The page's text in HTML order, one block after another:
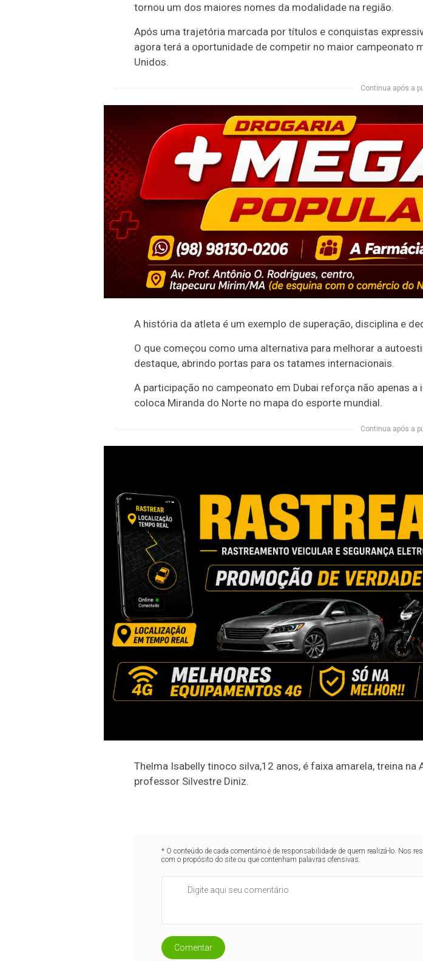
tornou um dos maiores nomes da modalidade na região.
Após uma trajetória marcada por títulos e conquistas
agora terá a oportunidade de competir no maior campeonato
Unidos.
Continua após a
A história da atleta é um exemplo de superação, disciplina e
O que começou como uma alternativa para melhorar a
destaque, abrindo portas para os tatames internacionais.
A participação no campeonato em Dubai reforça não apenas
coloca Miranda do Norte no mapa do esporte mundial.
Continua após a
Thelma Isabelly tinoco silva,12 anos, é faixa amarela, treina na
professor Silvestre Diniz.
* O conteúdo de cada comentário é de responsabilidade de quem realizá-lo. Nos
com o propósito do site ou que contenham palavras ofensivas.
Comentar